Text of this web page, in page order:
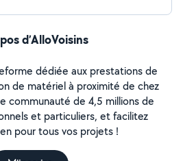
d’AlloVoisins
dédiée aux prestations de
de matériel à proximité de chez
communauté de 4,5 millions de
et particuliers, et facilitez
pour tous vos projets !